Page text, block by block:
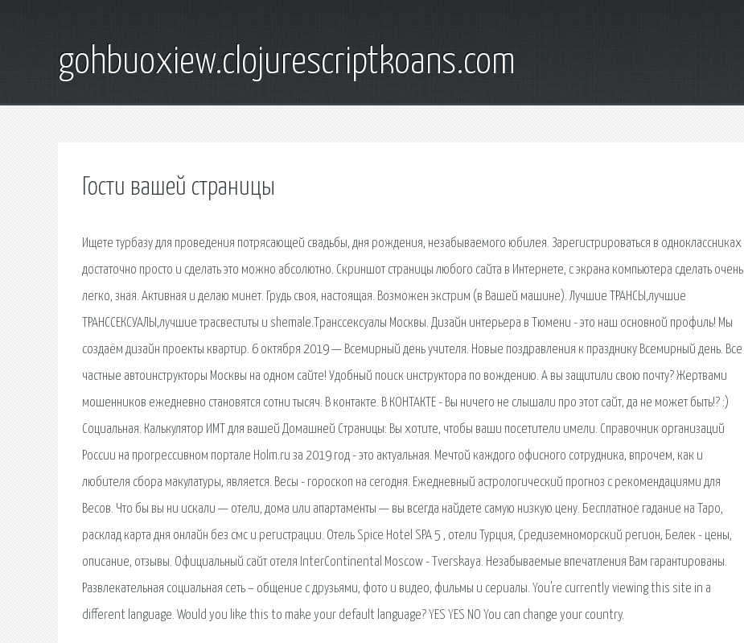
gohbuoxiew.clojurescriptkoans.com
Гости вашей страницы
Ищете турбазу для проведения потрясающей свадьбы, дня рождения, незабываемого юбилея. Зарегистрироваться в одноклассниках
достаточно просто и сделать это можно абсолютно. Скриншот страницы любого сайта в Интернете, с экрана компьютера сделать очень
легко, зная. Активная и делаю минет. Грудь своя, настоящая. Возможен экстрим (в Вашей машине). Лучшие ТРАНСЫ,лучшие
ТРАНССЕКСУАЛЫ,лучшие трасвеститы и shemale.Транссексуалы Москвы. Дизайн интерьера в Тюмени - это наш основной профиль! Мы
создаём дизайн проекты квартир. 6 октября 2019 — Всемирный день учителя. Новые поздравления к празднику Всемирный день. Все
частные автоинструкторы Москвы на одном сайте! Удобный поиск инструктора по вождению. А вы защитили свою почту? Жертвами
мошенников ежедневно становятся сотни тысяч. В контакте. В КОНТАКТЕ - Вы ничего не слышали про этот сайт, да не может быть!? :)
Социальная. Калькулятор ИМТ для вашей Домашней Страницы: Вы хотите, чтобы ваши посетители имели. Справочник организаций
России на прогрессивном портале Holm.ru за 2019 год - это актуальная. Мечтой каждого офисного сотрудника, впрочем, как и
любителя сбора макулатуры, является. Весы - гороскоп на сегодня. Ежедневный астрологический прогноз с рекомендациями для
Весов. Что бы вы ни искали — отели, дома или апартаменты — вы всегда найдете самую низкую цену. Бесплатное гадание на Таро,
расклад карта дня онлайн без смс и регистрации. Отель Spice Hotel SPA 5 , отели Турция, Средиземноморский регион, Белек - цены,
описание, отзывы. Официальный сайт отеля InterContinental Moscow - Tverskaya. Незабываемые впечатления Вам гарантированы.
Развлекательная социальная сеть – общение с друзьями, фото и видео, фильмы и сериалы. You're currently viewing this site in a
different language. Would you like this to make your default language? YES YES NO You can change your country.